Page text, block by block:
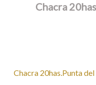
Chacra
Chacra 20has.Punta